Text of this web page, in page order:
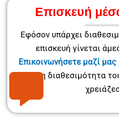
Επισκευή
Εφόσον υπάρχει
επισκευή γίνεται
Επικοινωνήσετε μαζί μας
για τη διαθεσιμότητα